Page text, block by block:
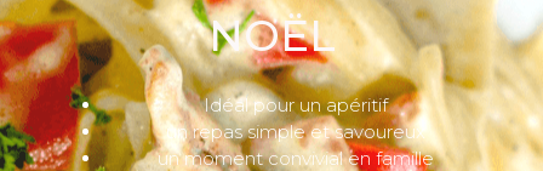
NOËL
Idéal pour un apéritif
un repas simple et savoureux
un moment convivial en famille